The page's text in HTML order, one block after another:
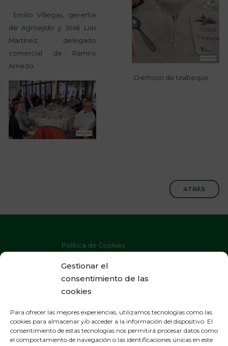
Gestionar el
consentimiento de las
cookies
Para ofrecer las mejores experiencias, utilizamos tecnologías como las
cookies para almacenar y/o acceder a la información del dispositivo. El
consentimiento de estas tecnologías nos permitirá procesar datos como
el comportamiento de navegación o las identificaciones únicas en este
Emilio Villegas, gerente
de Agroejido y José Luis
Martínez, delegado
comercial de Ramiro
Arnedo
Cremoso de tirabeque
ATRÁS
Política de Cookies
Política de Privacidad
Aviso Legal
OFICINAS GENERALES